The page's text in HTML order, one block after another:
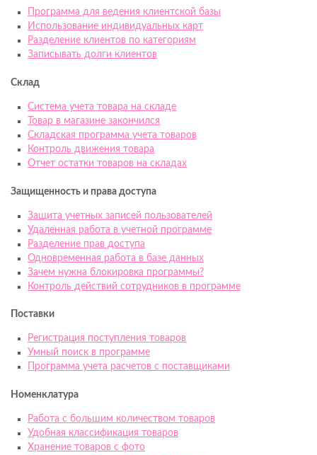
Программа для ведения клиентской базы
Использование индивидуальных карт
Разделение клиентов по категориям
Записывать долги клиентов
Склад
Система учета товара на складе
Товар в магазине закончился
Складская программа учета товаров
Контроль движения товара
Отчет остатки товаров на складах
Защищенность и права доступа
Защита учетных записей пользователей
Удаленная работа в учетной программе
Разделение прав доступа
Одновременная работа в базе данных
Зачем нужна блокировка программы?
Контроль действий сотрудников в программе
Поставки
Регистрация поступления товаров
Умный поиск в программе
Программа учета расчетов с поставщиками
Номенклатура
Работа с большим количеством товаров
Удобная классификация товаров
Хранение товаров с фото